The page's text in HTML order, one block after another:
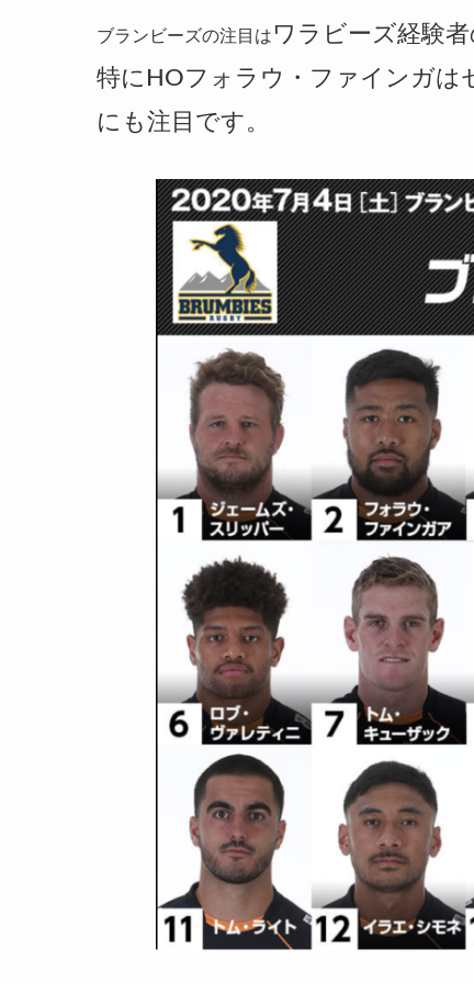
ブランビーズの注目は ワラビーズ経験者
特にHOフォラウ・ファインガは
にも注目です。